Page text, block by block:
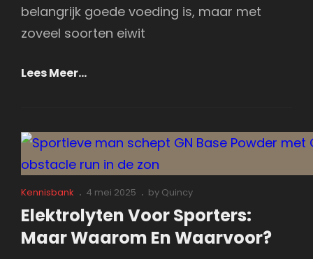
belangrijk goede voeding is, maar met
zoveel soorten eiwit
Lees Meer…Eiwitten
Hoeveel
Heb
Je
Echt
Nodig
(En
Wat
Cat
Links
Kennisbank
Posted
4 mei 2025 by Quincy
Elektrolyten Voor Sporters:
Maar Waarom En Waarvoor?